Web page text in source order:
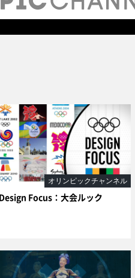
Design Focus：大会ルック
オリンピックチャンネル